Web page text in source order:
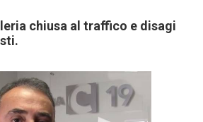
chiusa al traffico e disagi